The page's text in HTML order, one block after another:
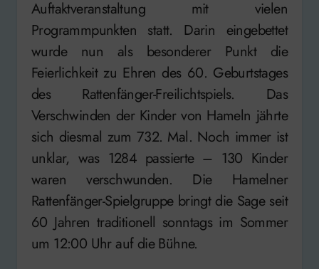
Auftaktveranstaltung mit vielen
Programmpunkten statt. Darin eingebettet
wurde nun als besonderer Punkt die
Feierlichkeit zu Ehren des 60. Geburtstages
des Rattenfänger-Freilichtspiels. Das
Verschwinden der Kinder von Hameln jährte
sich diesmal zum 732. Mal. Noch immer ist
unklar, was 1284 passierte – 130 Kinder
waren verschwunden. Die Hamelner
Rattenfänger-Spielgruppe bringt die Sage seit
60 Jahren traditionell sonntags im Sommer
um 12:00 Uhr auf die Bühne.